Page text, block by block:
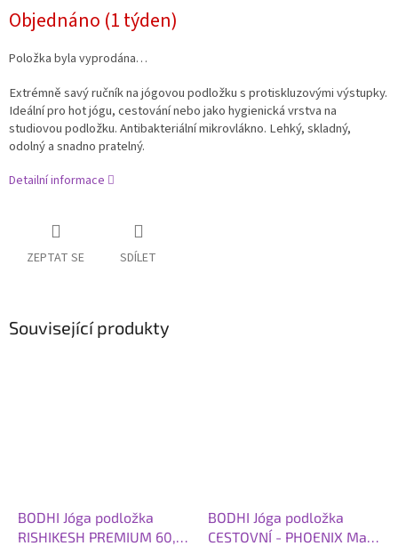
cena:
Objednáno (1 týden)
Položka byla vyprodána…
Extrémně savý ručník na jógovou podložku s protiskluzovými výstupky.
Ideální pro hot jógu, cestování nebo jako hygienická vrstva na
studiovou podložku. Antibakteriální mikrovlákno. Lehký, skladný,
odolný a snadno pratelný.
Detailní informace
ZEPTAT SE SDÍLET
Související produkty
BODHI Jóga podložka
RISHIKESH PREMIUM 60,
BODHI Jóga podložka
CESTOVNÍ - PHOENIX Mat